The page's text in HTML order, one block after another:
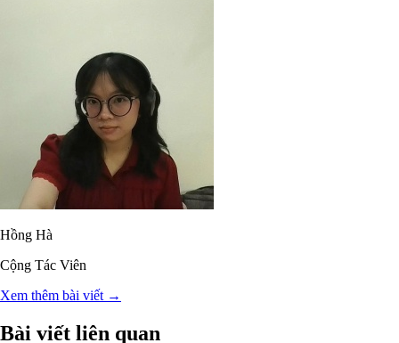
Hồng Hà
Cộng Tác Viên
Xem thêm bài viết →
Bài viết liên quan